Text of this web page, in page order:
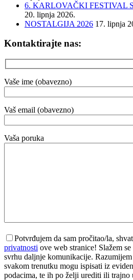
6. KARLOVAČKI FESTIVAL
20. lipnja 2026.
NOSTALGIJA 2026 17. lipnja
Kontaktirajte nas:
Vaše ime (obavezno)
Vaš email (obavezno)
Vaša poruka
Potvrđujem da sam pročitao/la,
privatnosti ove web stranice! Slažem
svrhu daljnje komunikacije.
svakom trenutku mogu ispisati iz
podacima, te ih po želji urediti ili trajno